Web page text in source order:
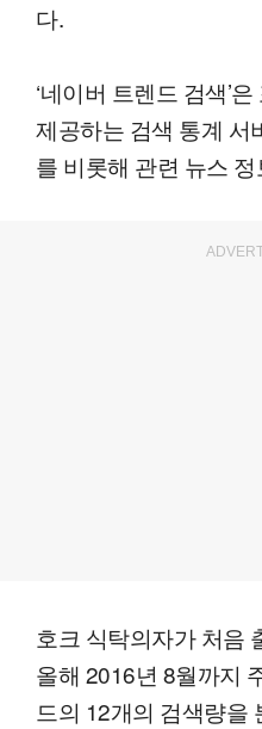
다.
‘네이버 트렌드 검색’
제공하는 검색 통계 서
를 비롯해 관련 뉴스
호크 식탁의자가 처음
올해 2016년 8월까지
드의 12개의 검색량을